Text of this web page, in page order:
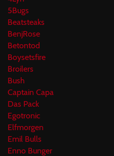
5Bugs
Beatsteaks
BenjRose
Betontod
Boysetsfire
Broilers
Bush
Captain Capa
Das Pack
Egotronic
Elfmorgen
Emil Bulls
Enno Bunger